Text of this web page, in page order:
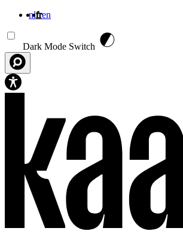
nlfren
Dark Mode Switch